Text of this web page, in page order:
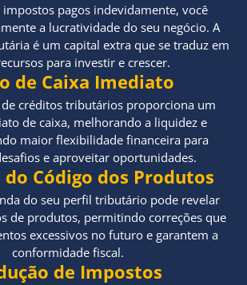
pagos indevidamente, você
a lucratividade do seu negócio. A
é um capital extra que se traduz em
para investir e crescer.
de Caixa Imediato
de créditos tributários proporciona um
de caixa, melhorando a liquidez e
maior flexibilidade financeira para
e aproveitar oportunidades.
do Código dos Produtos
do seu perfil tributário pode revelar
de produtos, permitindo correções que
excessivos no futuro e garantem a
conformidade fiscal.
de Impostos